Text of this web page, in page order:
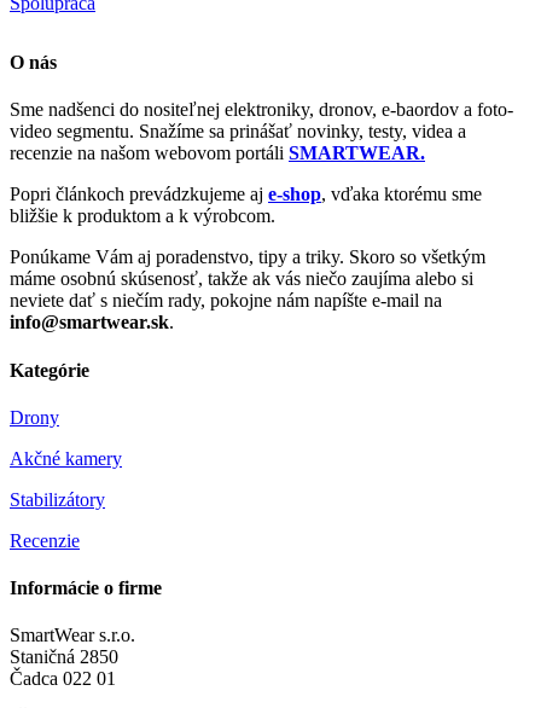
O nás
Sme nadšenci do nositeľnej elektroniky, dronov, e-baordov a foto-
video segmentu. Snažíme sa prinášať novinky, testy, videa a
recenzie na našom webovom portáli SMARTWEAR.
Popri článkoch prevádzkujeme aj e-shop, vďaka ktorému sme
bližšie k produktom a k výrobcom.
Ponúkame Vám aj poradenstvo, tipy a triky. Skoro so všetkým
máme osobnú skúsenosť, takže ak vás niečo zaujíma alebo si
neviete dať s niečím rady, pokojne nám napíšte e-mail na
info@smartwear.sk.
Kategórie
Drony
Akčné kamery
Stabilizátory
Recenzie
Informácie o firme
SmartWear s.r.o.
Staničná 2850
Čadca 022 01